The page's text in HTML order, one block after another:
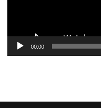
00:00